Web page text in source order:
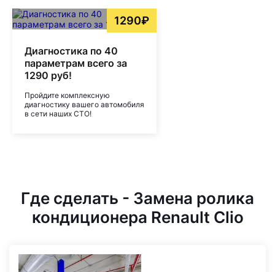
1290₽
Диагностика по 40
параметрам всего за
1290 руб!
Пройдите комплексную
диагностику вашего автомобиля
в сети наших СТО!
Где сделать - Замена ролика
кондиционера Renault Clio